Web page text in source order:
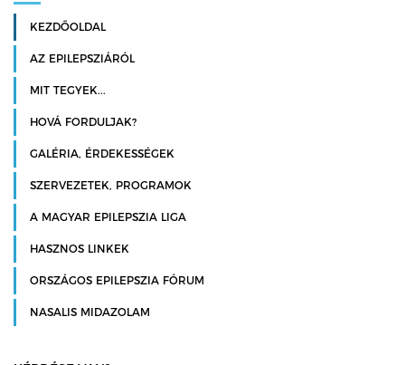
KEZDŐOLDAL
AZ EPILEPSZIÁRÓL
MIT TEGYEK...
HOVÁ FORDULJAK?
GALÉRIA, ÉRDEKESSÉGEK
SZERVEZETEK, PROGRAMOK
A MAGYAR EPILEPSZIA LIGA
HASZNOS LINKEK
ORSZÁGOS EPILEPSZIA FÓRUM
NASALIS MIDAZOLAM